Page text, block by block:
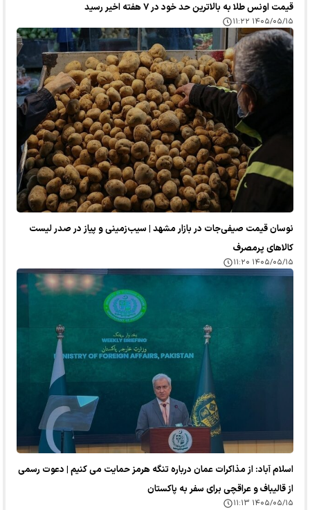
قیمت اونس طلا به بالاترین حد خود در ۷ هفته اخیر رسید
۱۴۰۵/۰۵/۱۵ ۱۱:۲۲
نوسان قیمت صیفی‌جات در بازار مشهد | سیب‌زمینی و پیاز در صدر لیست
کالا‌های پرمصرف
۱۴۰۵/۰۵/۱۵ ۱۱:۲۰
اسلام آباد: از مذاکرات عمان درباره تنگه هرمز حمایت می کنیم | دعوت رسمی
از قالیباف و عراقچی برای سفر به پاکستان
۱۴۰۵/۰۵/۱۵ ۱۱:۱۳